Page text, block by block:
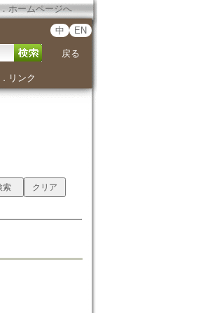
． ホームページへ
中 EN
戻る
． リンク